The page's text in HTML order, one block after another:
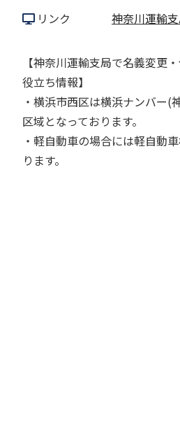
リンク 神奈川運輸
【神奈川運輸支局で名義変更
役立ち情報】
・横浜市西区は横浜ナンバー(
区域となっております。
・軽自動車の場合には軽自動
ります。